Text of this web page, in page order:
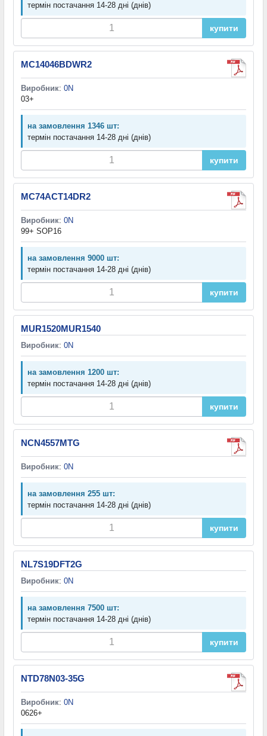
термін постачання 14-28 дні (днів)
купити
MC14046BDWR2
Виробник: 0N
03+
на замовлення 1346 шт:
термін постачання 14-28 дні (днів)
купити
MC74ACT14DR2
Виробник: 0N
99+ SOP16
на замовлення 9000 шт:
термін постачання 14-28 дні (днів)
купити
MUR1520MUR1540
Виробник: 0N
на замовлення 1200 шт:
термін постачання 14-28 дні (днів)
купити
NCN4557MTG
Виробник: 0N
на замовлення 255 шт:
термін постачання 14-28 дні (днів)
купити
NL7S19DFT2G
Виробник: 0N
на замовлення 7500 шт:
термін постачання 14-28 дні (днів)
купити
NTD78N03-35G
Виробник: 0N
0626+